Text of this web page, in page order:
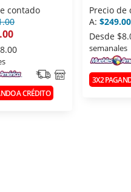
contado
A CRÉDITO
Precio de
A: $249.00
Desde
semanales
3X2